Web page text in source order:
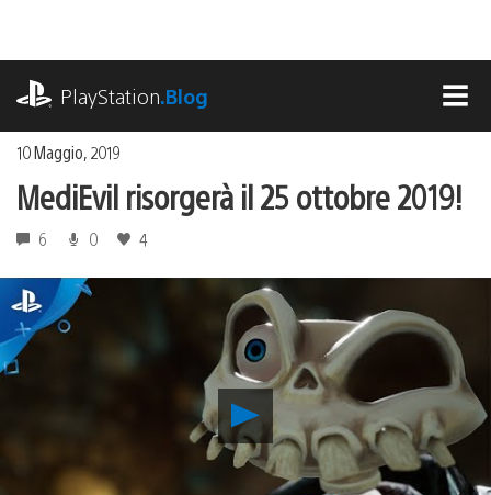
contenuto
PlayStation.Blog
10 Maggio, 2019
MediEvil risorgerà il 25 ottobre 2019!
6 0 4
Riproduci
video
MediEvil
risorgerà